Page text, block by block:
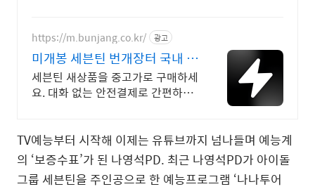
https://m.bunjang.co.kr/ 광고
미개봉 세븐틴 번개장터 국내 최
대 브랜드 중고거래
세븐틴 새상품을 중고가로 구매하세
요. 대화 없는 안전결제로 간편하게!
상품 업로드
TV예능부터 시작해 이제는 유튜브까지 넘나들며 예능계
의 ‘보증수표’가 된 나영석PD. 최근 나영석PD가 아이돌
그룹 세븐틴을 주인공으로 한 예능프로그램 ‘나나투어